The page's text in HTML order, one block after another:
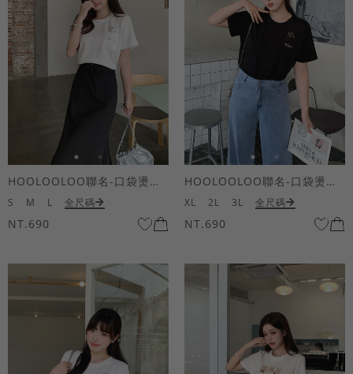
HOOLOOLOO聯名-口袋燙金KUKU熊短袖上衣
S M L 全尺碼
NT.690
HOOLOOLOO聯名-口袋燙金KUKU熊短袖上衣
XL 2L 3L 全尺碼
NT.690